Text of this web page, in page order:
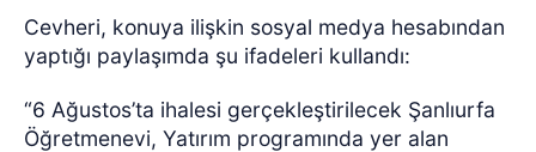
Cevheri, konuya ilişkin sosyal medya hesabından
yaptığı paylaşımda şu ifadeleri kullandı:
“6 Ağustos’ta ihalesi gerçekleştirilecek Şanlıurfa
Öğretmenevi, Yatırım programında yer alan